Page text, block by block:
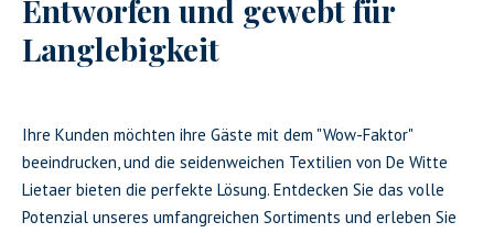
Entworfen und gewebt für
Langlebigkeit
Ihre Kunden möchten ihre Gäste mit dem "Wow-Faktor"
beeindrucken, und die seidenweichen Textilien von De Witte
Lietaer bieten die perfekte Lösung. Entdecken Sie das volle
Potenzial unseres umfangreichen Sortiments und erleben Sie